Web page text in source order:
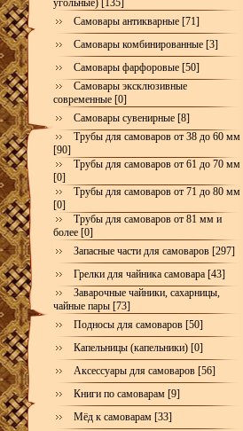
угольные) [135]
Самовары антикварные [71]
Самовары комбинированные [3]
Самовары фарфоровые [50]
Самовары эксклюзивные
современные [0]
Самовары сувенирные [8]
Трубы для самоваров от 38 до 60 мм
[90]
Трубы для самоваров от 61 до 70 мм
[0]
Трубы для самоваров от 71 до 80 мм
[0]
Трубы для самоваров от 81 мм и
более [0]
Запасные части для самоваров [297]
Грелки для чайника самовара [43]
Заварочные чайники, сахарницы,
чайные пары [73]
Подносы для самоваров [50]
Капельницы (капельники) [0]
Аксессуары для самоваров [56]
Книги по самоварам [9]
Мёд к самоварам [33]